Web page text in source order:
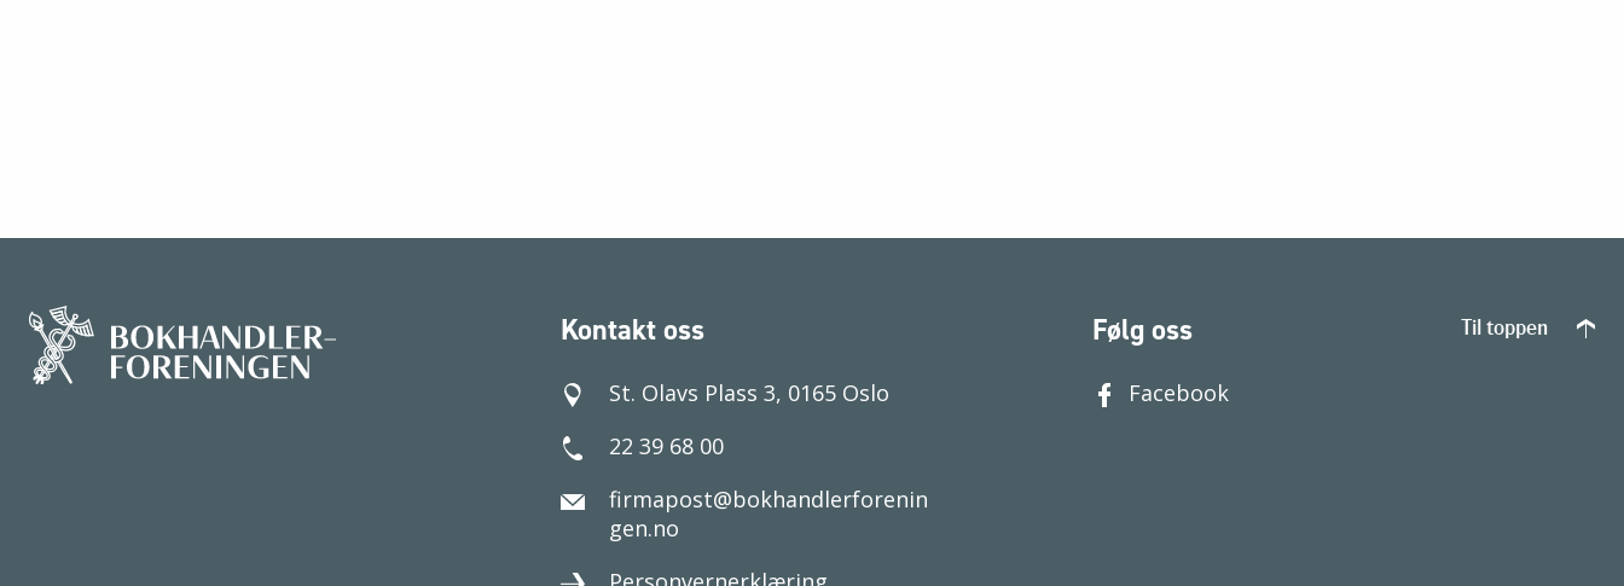
Kontakt oss
St. Olavs Plass 3, 0165 Oslo
22 39 68 00
firmapost@bokhandlerforenin
gen.no
Følg oss
Facebook
Til toppen